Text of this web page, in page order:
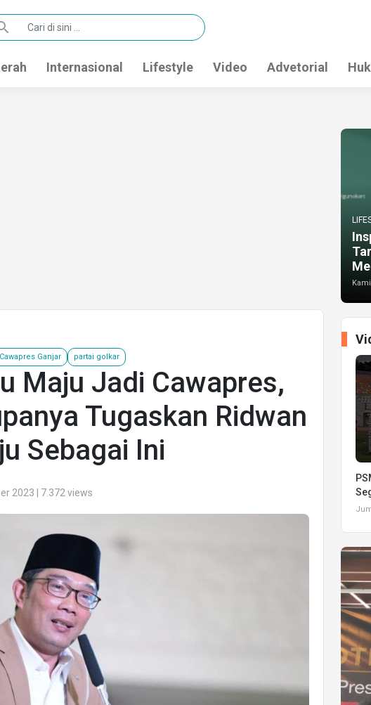
Internasional Lifestyle Video Advetorial
Ganjar partai golkar
Maju Jadi Cawapres,
Tugaskan Ridwan
Sebagai Ini
2023 | 7.372 views